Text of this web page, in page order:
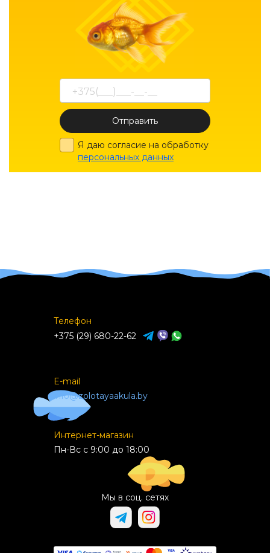
Отправить
Я даю согласие на обработку
персональных данных
Телефон
+375 (29) 680-22-62
E-mail
info@zolotayaakula.by
Интернет-магазин
Пн-Вс с 9:00 до 18:00
Мы в соц. сетях